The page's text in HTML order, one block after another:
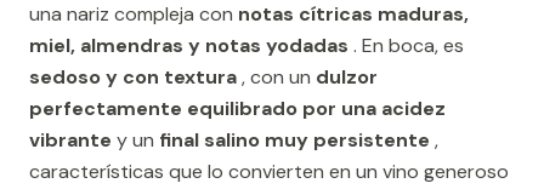
una nariz compleja con notas cítricas maduras,
miel, almendras y notas yodadas . En boca, es
sedoso y con textura, con un dulzor
perfectamente equilibrado por una acidez
vibrante y un final salino muy persistente ,
características que lo convierten en un vino generoso